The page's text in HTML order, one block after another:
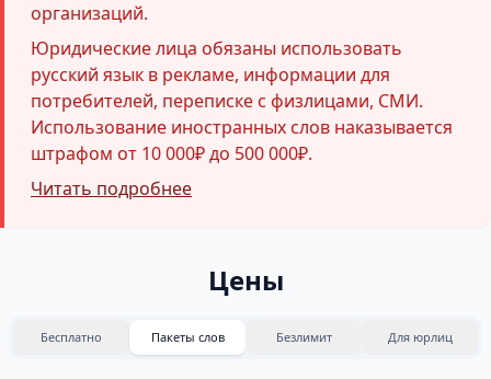
организаций.
Юридические лица обязаны использовать
русский язык в рекламе, информации для
потребителей, переписке с физлицами, СМИ.
Использование иностранных слов наказывается
штрафом от 10 000₽ до 500 000₽.
Читать подробнее
Цены
Бесплатно Пакеты слов Безлимит Для юрлиц